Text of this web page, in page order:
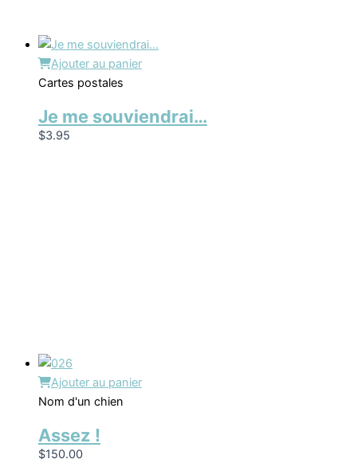
Ajouter au panier
Cartes postales
Je me souviendrai…
$3.95
Ajouter au panier
Nom d'un chien
Assez !
$150.00